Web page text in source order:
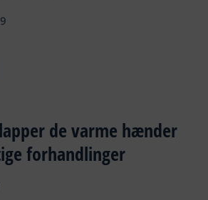
de varme hænder
forhandlinger